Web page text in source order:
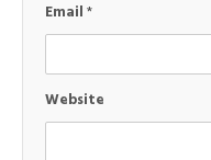
Email*
Website